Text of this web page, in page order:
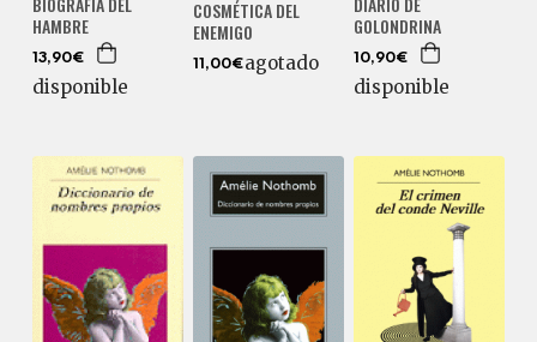
HAMBRE
13,90€
disponible
COSMÉTICA DEL
ENEMIGO
11,00€agotado
GOLONDRINA
10,90€
disponible